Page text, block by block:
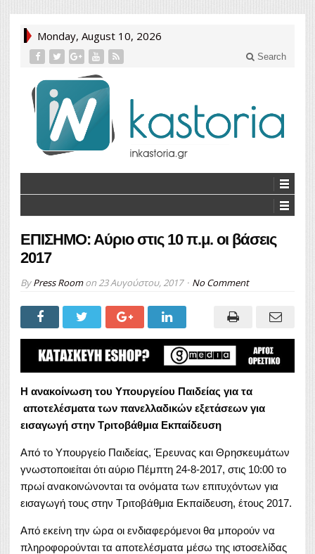
Monday, August 10, 2026
Search
ΕΠΙΣΗΜΟ: Αύριο στις 10 π.μ. οι βάσεις
2017
ByPress Roomon 23 Αυγούστου, 2017 No Comment
Η ανακοίνωση του Υπουργείου Παιδείας για τα
αποτελέσματα των πανελλαδικών εξετάσεων για
εισαγωγή στην Τριτοβάθμια Εκπαίδευση
Από το Υπουργείο Παιδείας, Έρευνας και Θρησκευμάτων
γνωστοποιείται ότι αύριο Πέμπτη 24-8-2017, στις 10:00 το
πρωί ανακοινώνονται τα ονόματα των επιτυχόντων για
εισαγωγή τους στην Τριτοβάθμια Εκπαίδευση, έτους 2017.
Από εκείνη την ώρα οι ενδιαφερόμενοι θα μπορούν να
πληροφορούνται τα αποτελέσματα μέσω της ιστοσελίδας